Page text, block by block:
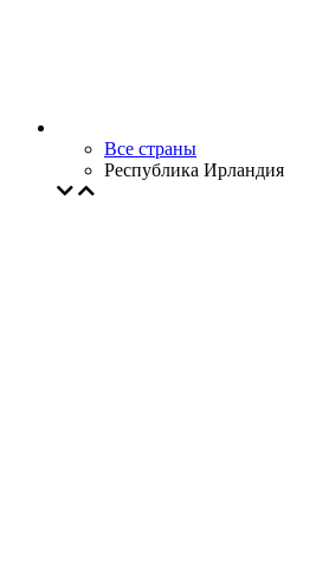
Все страны
Республика Ирландия